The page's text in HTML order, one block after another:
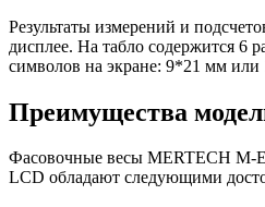
Результаты измерений и
дисплее. На табло содержится 6
символов на экране: 9*21 мм
Преимущества
Фасовочные весы MERTECH M-
LCD обладают следующими